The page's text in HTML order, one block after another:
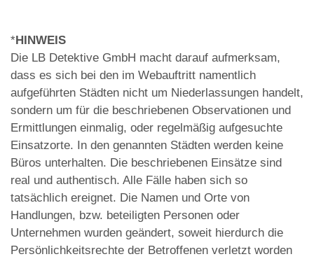
*HINWEIS
Die LB Detektive GmbH macht darauf aufmerksam,
dass es sich bei den im Webauftritt namentlich
aufgeführten Städten nicht um Niederlassungen handelt,
sondern um für die beschriebenen Observationen und
Ermittlungen einmalig, oder regelmäßig aufgesuchte
Einsatzorte. In den genannten Städten werden keine
Büros unterhalten. Die beschriebenen Einsätze sind
real und authentisch. Alle Fälle haben sich so
tatsächlich ereignet. Die Namen und Orte von
Handlungen, bzw. beteiligten Personen oder
Unternehmen wurden geändert, soweit hierdurch die
Persönlichkeitsrechte der Betroffenen verletzt worden